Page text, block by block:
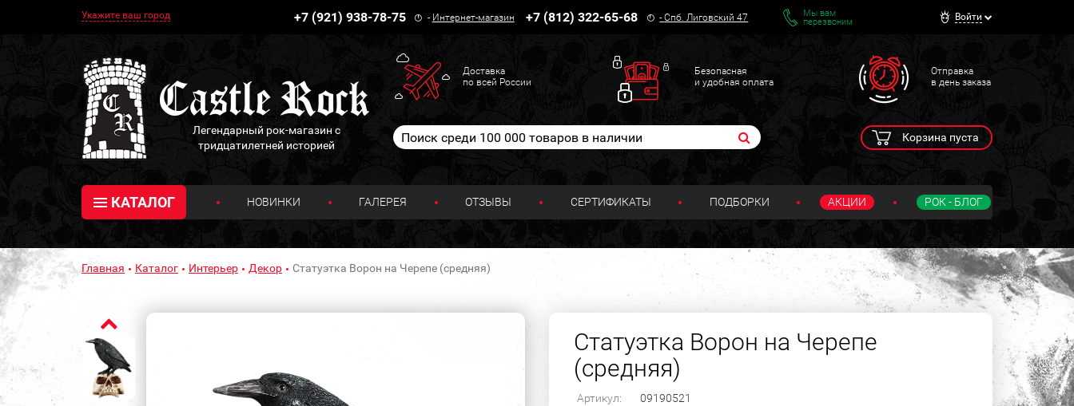
Укажите ваш город +7 (921) 938-78-75 - Интернет-магазин +7 (812) 322-65-68 -Спб. Лиговский 47
Мы вам
перезвоним
Войти
Легендарный рок-магазин с
тридцатилетней историей
Доставка
по всей России
Безопасная
и удобная оплата
Отправка
в день заказа
Корзина пуста
КАТАЛОГ НОВИНКИ ГАЛЕРЕЯ ОТЗЫВЫ СЕРТИФИКАТЫ ПОДБОРКИ АКЦИИ РОК - БЛОГ
Главная Каталог Интерьер Декор Статуэтка Ворон на Черепе (средняя)
Статуэтка Ворон на Черепе
(средняя)
Артикул: 09190521